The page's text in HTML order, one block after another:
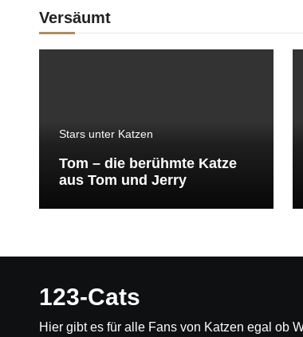
Versäumt
Stars unter Katzen
Tom – die berühmte Katze
aus Tom und Jerry
123-Cats
Hier gibt es für alle Fans von Katzen egal ob